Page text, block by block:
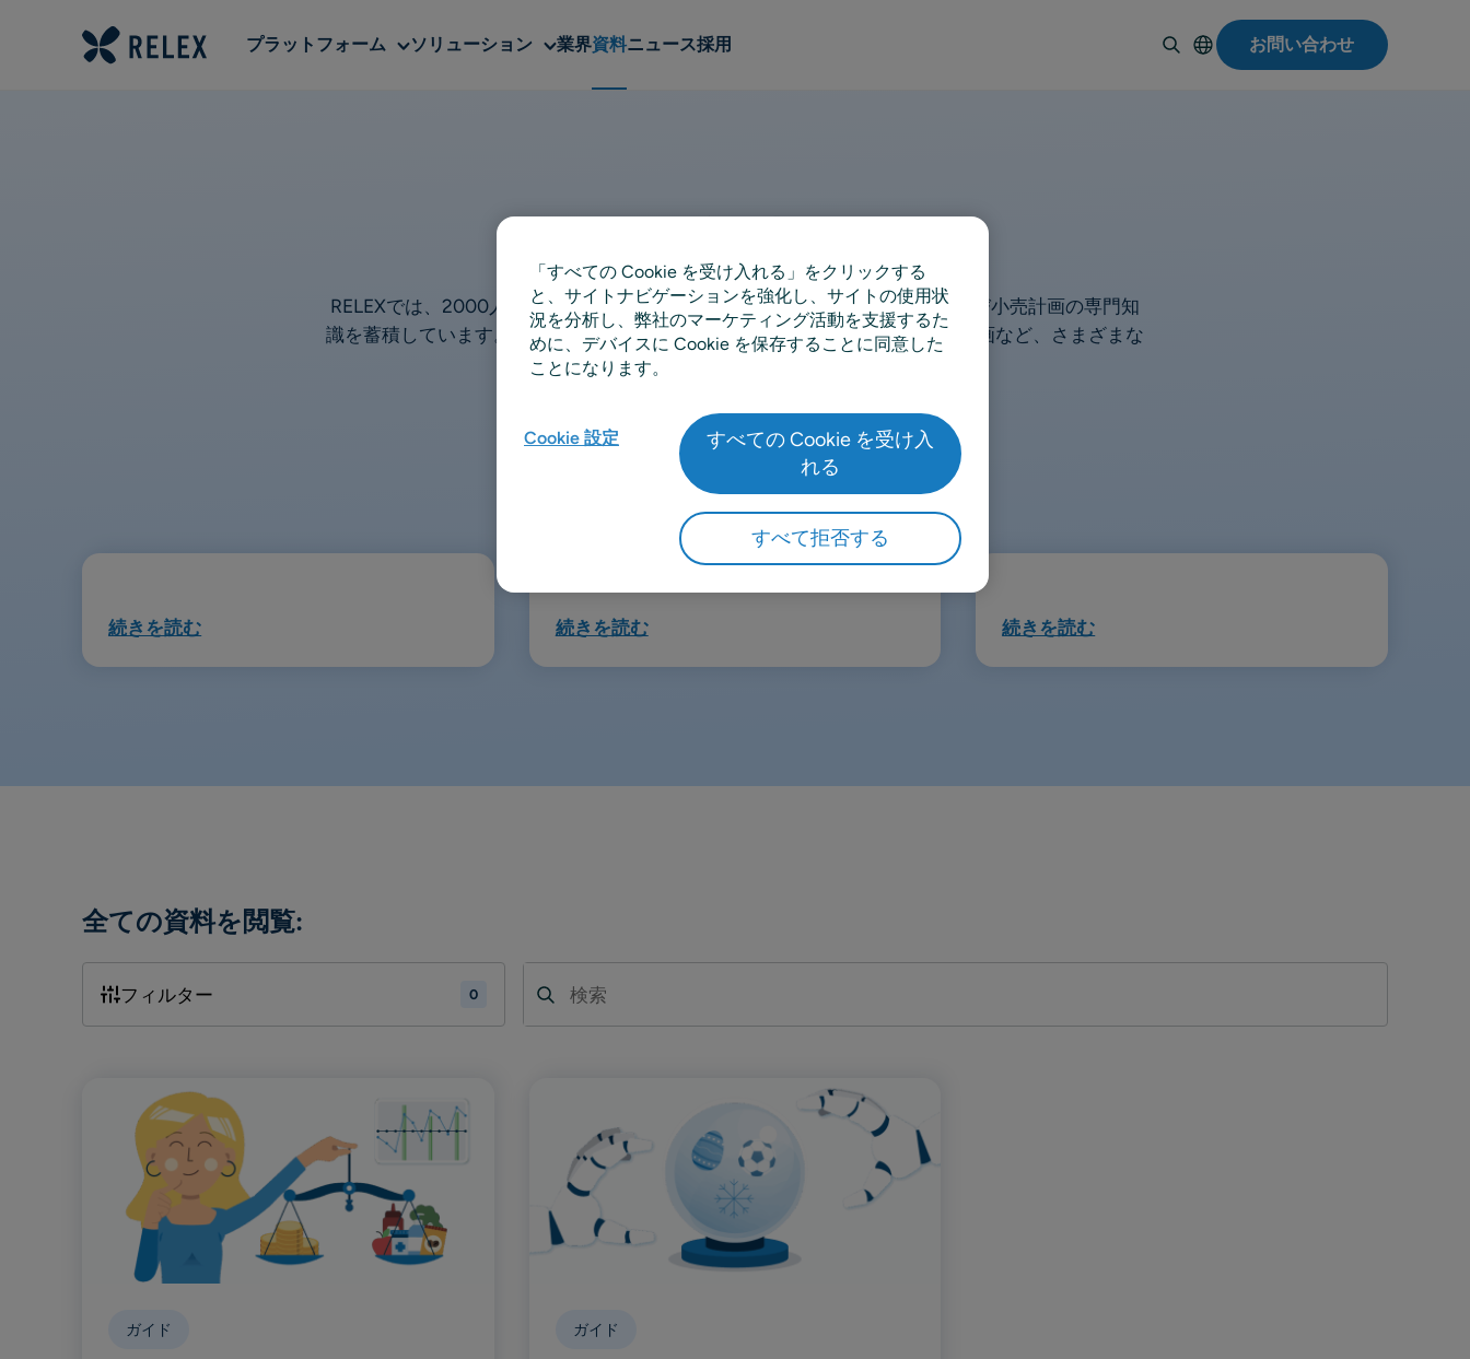
プラットフォームSubソリューション Sub業界資料ニュース採用
English
お問い合わせ
資料
RELEXでは、2000人以上のエキスパートが持つ豊富なサプライチェーンおよび小売計画の専門知
識を蓄積しています。ぜひブログやホワイトペーパー、ガイド、レポート、動画など、さまざまな
資料をご覧くださいませ。
消費財 & メーカー
続きを読む 続きを読む 続きを読む
全ての資料を閲覧:
フィルター 0
索
ガイド ガイド
「すべての Cookie を受け入れる」をクリックする
と、サイトナビゲーションを強化し、サイトの使用状
況を分析し、弊社のマーケティング活動を支援するた
めに、デバイスに Cookie を保存することに同意した
ことになります。
Cookie 設定
すべて拒否する
すべての Cookie を受け入
れる